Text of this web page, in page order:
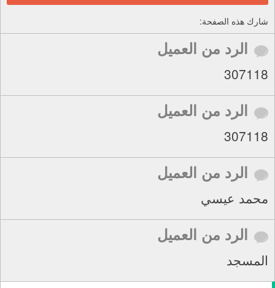
شارك هذه الصفحة:
الرد من العميل
307118
الرد من العميل
307118
الرد من العميل
محمد عيسي
الرد من العميل
المسجد